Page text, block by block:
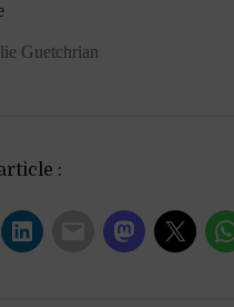
Guetchrian
: